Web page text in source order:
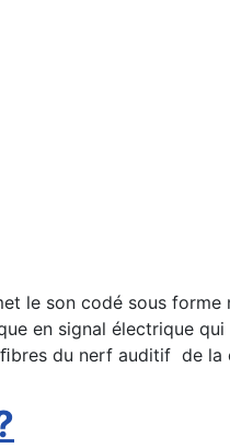
le son codé sous
en signal électrique
du nerf auditif de